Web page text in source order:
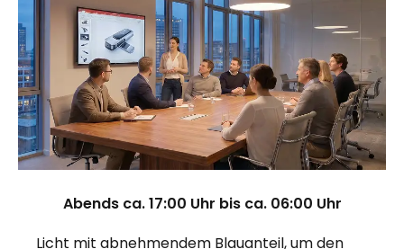
Abends ca. 17:00 Uhr bis ca. 06:00 Uhr
Licht mit abnehmendem Blauanteil, um den